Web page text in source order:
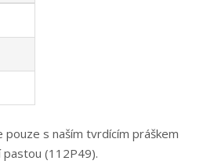
s naším tvrdícím práškem
(112P49).